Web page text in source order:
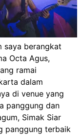
saya berangkat
Octa Agus,
ramai
dalam
di venue yang
panggung dan
Simak Siar
panggung terbaik